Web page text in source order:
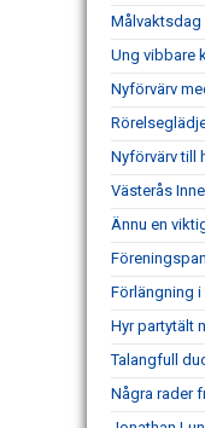
Målvaktsdag
Ung vibbare
Nyförvärv
Nyförvärv till
Västerås
Ännu en
Förlängning i
Hyr partytält
Talangfull
Några rader